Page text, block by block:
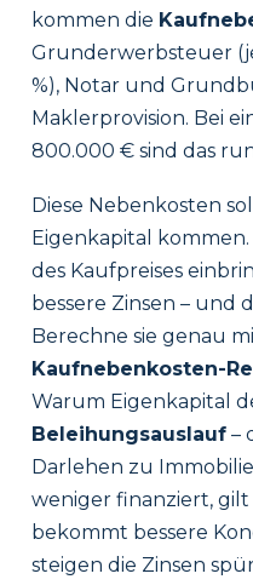
kommen die
Grunderwerbsteuer
%), Notar und
Maklerprovision. Bei
800.000 € sind das
Diese Nebenkosten
Eigenkapital kommen.
des Kaufpreises
bessere Zinsen – und
Berechne sie genau
Kaufnebenkosten-
Warum Eigenkapital
Beleihungsauslauf –
Darlehen zu
weniger finanziert, gilt
bekommt bessere
steigen die Zinsen